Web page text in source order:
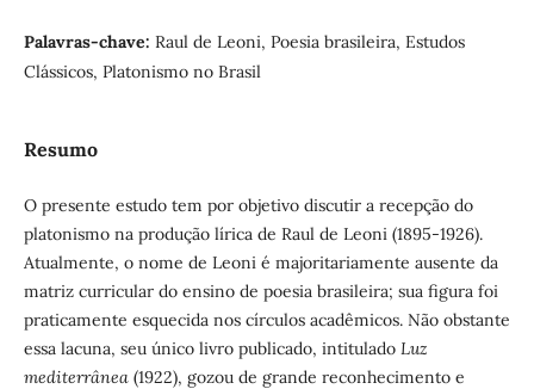
Palavras-chave: Raul de Leoni, Poesia brasileira, Estudos
Clássicos, Platonismo no Brasil
Resumo
O presente estudo tem por objetivo discutir a recepção do
platonismo na produção lírica de Raul de Leoni (1895-1926).
Atualmente, o nome de Leoni é majoritariamente ausente da
matriz curricular do ensino de poesia brasileira; sua figura foi
praticamente esquecida nos círculos acadêmicos. Não obstante
essa lacuna, seu único livro publicado, intitulado Luz
mediterrânea(1922), gozou de grande reconhecimento e